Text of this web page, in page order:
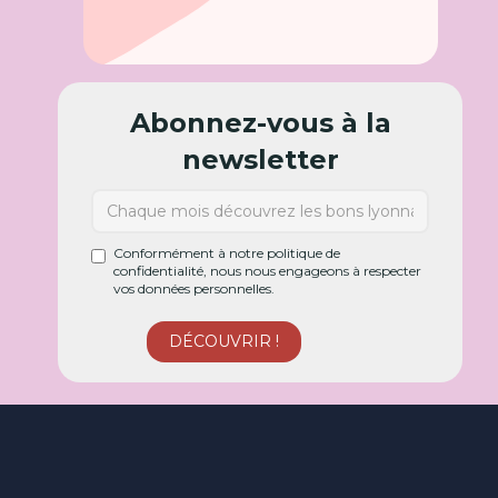
Abonnez-vous à la
newsletter
Conformément à notre politique de
confidentialité, nous nous engageons à respecter
vos données personnelles.